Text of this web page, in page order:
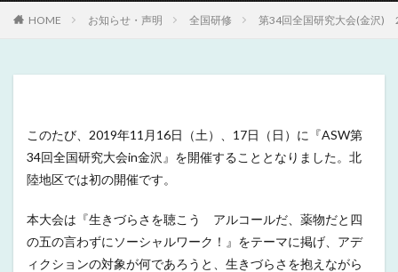
HOME お知らせ・声明 全国研修 第34回全国研究大会(金沢)
このたび、2019年11月16日（土）、17日（日）に『ASW第
34回全国研究大会in金沢』を開催することとなりました。北
陸地区では初の開催です。
本大会は『生きづらさを聴こう アルコールだ、薬物だと四
の五の言わずにソーシャルワーク！』をテーマに掲げ、アデ
ィクションの対象が何であろうと、生きづらさを抱えながら